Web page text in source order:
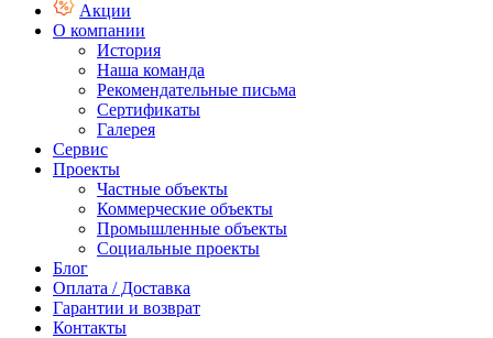
Акции
О компании
История
Наша команда
Рекомендательные письма
Сертификаты
Галерея
Сервис
Проекты
Частные объекты
Коммерческие объекты
Промышленные объекты
Социальные проекты
Блог
Оплата / Доставка
Гарантии и возврат
Контакты